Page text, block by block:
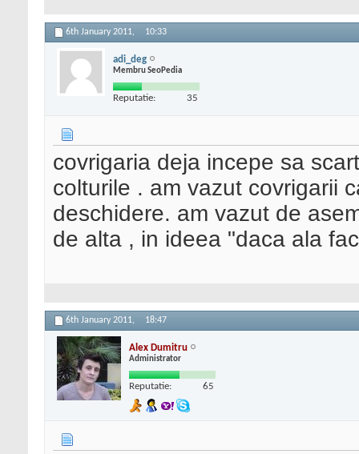
6th January 2011, 10:33
adi_deg
Membru SeoPedia
Reputatie: 35
covrigaria deja incepe sa
colturile . am vazut covrigarii
deschidere. am vazut de
de alta , in ideea "daca ala
6th January 2011, 18:47
Alex Dumitru
Administrator
Reputatie: 65